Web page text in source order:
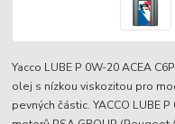
Yacco LUBE P 0W-20 ACEA
olej s nízkou viskozitou pro
pevných částic. YACCO LUBE